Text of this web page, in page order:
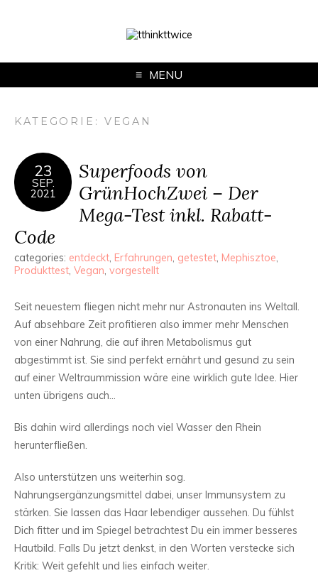
MENU
KATEGORIE: VEGAN
23
SEP.
2021
Superfoods von
GrünHochZwei – Der
Mega-Test inkl. Rabatt-
Code
categories: entdeckt, Erfahrungen, getestet, Mephisztoe,
Produkttest, Vegan, vorgestellt
Seit neuestem fliegen nicht mehr nur Astronauten ins Weltall.
Auf absehbare Zeit profitieren also immer mehr Menschen
von einer Nahrung, die auf ihren Metabolismus gut
abgestimmt ist. Sie sind perfekt ernährt und gesund zu sein
auf einer Weltraummission wäre eine wirklich gute Idee. Hier
unten übrigens auch…
Bis dahin wird allerdings noch viel Wasser den Rhein
herunterfließen.
Also unterstützen uns weiterhin sog.
Nahrungsergänzungsmittel dabei, unser Immunsystem zu
stärken. Sie lassen das Haar lebendiger aussehen. Du fühlst
Dich fitter und im Spiegel betrachtest Du ein immer besseres
Hautbild. Falls Du jetzt denkst, in den Worten verstecke sich
Kritik: Weit gefehlt und lies einfach weiter.